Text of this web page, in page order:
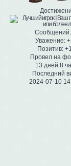
Сообщений:
Уважение:
Позитив:
Провел на
13 дней 8
Последний
2024-07-10